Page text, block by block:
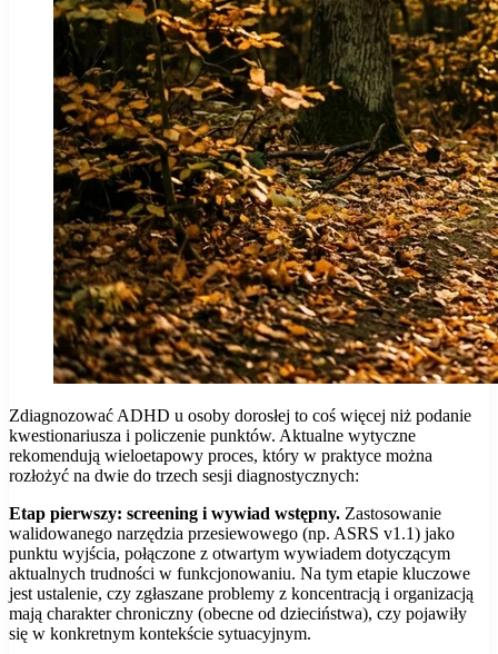
Zdiagnozować ADHD u osoby dorosłej to coś więcej niż podanie
kwestionariusza i policzenie punktów. Aktualne wytyczne
rekomendują wieloetapowy proces, który w praktyce można
rozłożyć na dwie do trzech sesji diagnostycznych:
Etap pierwszy: screening i wywiad wstępny. Zastosowanie
walidowanego narzędzia przesiewowego (np. ASRS v1.1) jako
punktu wyjścia, połączone z otwartym wywiadem dotyczącym
aktualnych trudności w funkcjonowaniu. Na tym etapie kluczowe
jest ustalenie, czy zgłaszane problemy z koncentracją i organizacją
mają charakter chroniczny (obecne od dzieciństwa), czy pojawiły
się w konkretnym kontekście sytuacyjnym.